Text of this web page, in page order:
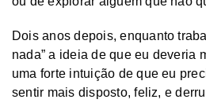
Dois anos depois, enquanto
nada” a ideia de que eu deveria
uma forte intuição de que eu
sentir mais disposto, feliz, e